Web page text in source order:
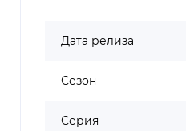
Дата релиза
Сезон
Серия